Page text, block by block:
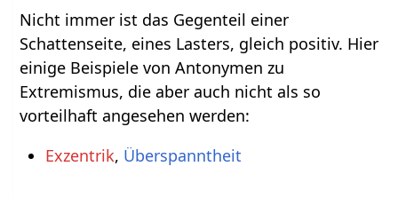
Nicht immer ist das Gegenteil einer
Schattenseite, eines Lasters, gleich positiv. Hier
einige Beispiele von Antonymen zu
Extremismus, die aber auch nicht als so
vorteilhaft angesehen werden:
Exzentrik, Überspanntheit